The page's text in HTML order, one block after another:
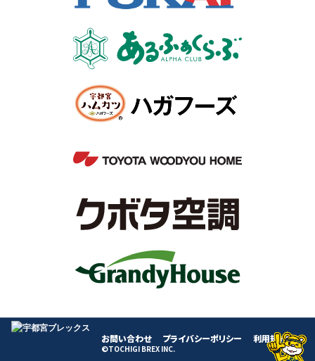
お問い合わせ プライバシーポリシー 利用規約
©TOCHIGI BREX INC.